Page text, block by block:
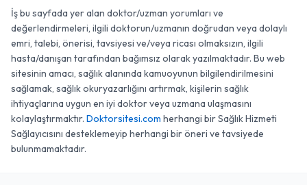
İş bu sayfada yer alan doktor/uzman yorumları ve
değerlendirmeleri, ilgili doktorun/uzmanın doğrudan veya dolaylı
emri, talebi, önerisi, tavsiyesi ve/veya ricası olmaksızın, ilgili
hasta/danışan tarafından bağımsız olarak yazılmaktadır. Bu web
sitesinin amacı, sağlık alanında kamuoyunun bilgilendirilmesini
sağlamak, sağlık okuryazarlığını artırmak, kişilerin sağlık
ihtiyaçlarına uygun en iyi doktor veya uzmana ulaşmasını
kolaylaştırmaktır. Doktorsitesi.com herhangi bir Sağlık Hizmeti
Sağlayıcısını desteklemeyip herhangi bir öneri ve tavsiyede
bulunmamaktadır.